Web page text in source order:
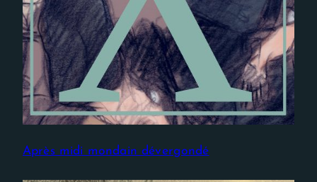
Après midi mondain dévergondé